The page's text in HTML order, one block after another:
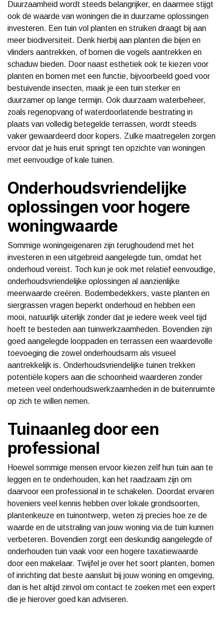
Duurzaamheid wordt steeds belangrijker, en daarmee stijgt
ook de waarde van woningen die in duurzame oplossingen
investeren. Een tuin vol planten en struiken draagt bij aan
meer biodiversiteit. Denk hierbij aan planten die bijen en
vlinders aantrekken, of bomen die vogels aantrekken en
schaduw bieden. Door naast esthetiek ook te kiezen voor
planten en bomen met een functie, bijvoorbeeld goed voor
bestuivende insecten, maak je een tuin sterker en
duurzamer op lange termijn. Ook duurzaam waterbeheer,
zoals regenopvang of waterdoorlatende bestrating in
plaats van volledig betegelde terrassen, wordt steeds
vaker gewaardeerd door kopers. Zulke maatregelen zorgen
ervoor dat je huis eruit springt ten opzichte van woningen
met eenvoudige of kale tuinen.
Onderhoudsvriendelijke
oplossingen voor hogere
woningwaarde
Sommige woningeigenaren zijn terughoudend met het
investeren in een uitgebreid aangelegde tuin, omdat het
onderhoud vereist. Toch kun je ook met relatief eenvoudige,
onderhoudsvriendelijke oplossingen al aanzienlijke
meerwaarde creëren. Bodembedekkers, vaste planten en
siergrassen vragen beperkt onderhoud en hebben een
mooi, natuurlijk uiterlijk zonder dat je iedere week veel tijd
hoeft te besteden aan tuinwerkzaamheden. Bovendien zijn
goed aangelegde looppaden en terrassen een waardevolle
toevoeging die zowel onderhoudsarm als visueel
aantrekkelijk is. Onderhoudsvriendelijke tuinen trekken
potentiële kopers aan die schoonheid waarderen zonder
meteen veel onderhoudswerkzaamheden in de buitenruimte
op zich te willen nemen.
Tuinaanleg door een
professional
Hoewel sommige mensen ervoor kiezen zelf hun tuin aan te
leggen en te onderhouden, kan het raadzaam zijn om
daarvoor een professional in te schakelen. Doordat ervaren
hoveniers veel kennis hebben over lokale grondsoorten,
plantenkeuze en tuinontwerp, weten zij precies hoe ze de
waarde en de uitstraling van jouw woning via de tuin kunnen
verbeteren. Bovendien zorgt een deskundig aangelegde of
onderhouden tuin vaak voor een hogere taxatiewaarde
door een makelaar. Twijfel je over het soort planten, bomen
of inrichting dat beste aansluit bij jouw woning en omgeving,
dan is het altijd zinvol om contact te zoeken met een expert
die je hierover goed kan adviseren.